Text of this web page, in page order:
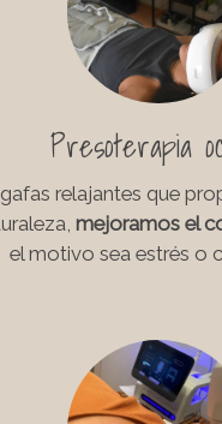
Presoterapia
relajantes que
mejoramos el
el motivo sea estrés o